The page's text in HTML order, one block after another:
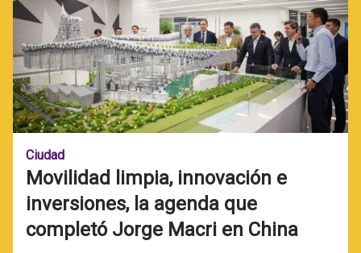
Ciudad
Movilidad limpia, innovación e
inversiones, la agenda que
completó Jorge Macri en China